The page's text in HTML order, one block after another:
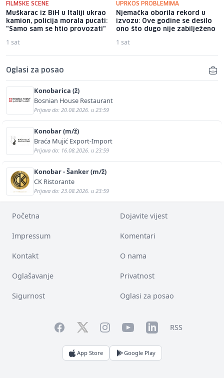
FILMSKE SCENE
Muškarac iz BiH u Italiji ukrao
kamion, policija morala pucati:
"Samo sam se htio provozati"
1 sat
UPRKOS PROBLEMIMA
Njemačka oborila rekord u
izvozu: Ove godine se desilo
ono što dugo nije zabilježeno
1 sat
Oglasi za posao
Konobarica (ž)
Bosnian House Restaurant
Prijava do: 20.08.2026. u 23:59
Konobar (m/ž)
Braća Mujić Export-Import
Prijava do: 16.08.2026. u 23:59
Konobar - Šanker (m/ž)
CK Ristorante
Prijava do: 23.08.2026. u 23:59
Početna Dojavite vijest
Impressum Komentari
Kontakt O nama
Oglašavanje Privatnost
Sigurnost Oglasi za posao
FacebookTwitterInstagramYouTubeLinkedInRSS
App Store Google Play